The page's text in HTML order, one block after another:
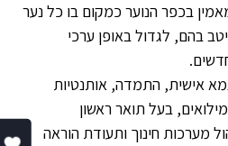
בכפר הנוער כמקום בו כל נער
בהם, לגדול באופן ערכי
אישית, התמדה, אותנטיות
בעל תואר ראשון
מערכות חינוך ותעודת הוראה